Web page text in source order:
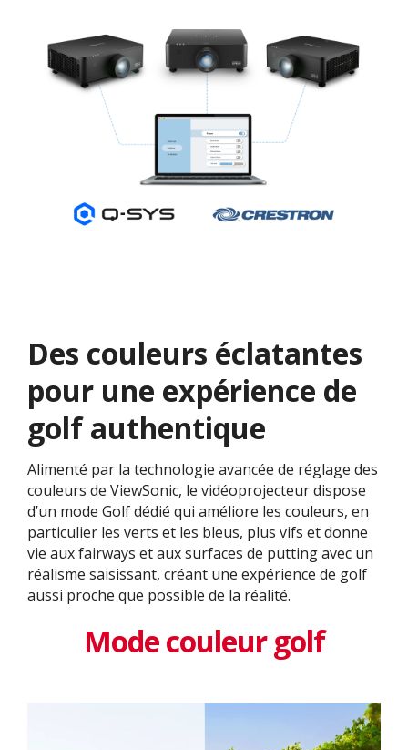
Des couleurs éclatantes
pour une expérience de
golf authentique
Alimenté par la technologie avancée de réglage des
couleurs de ViewSonic, le vidéoprojecteur dispose
d’un mode Golf dédié qui améliore les couleurs, en
particulier les verts et les bleus, plus vifs et donne
vie aux fairways et aux surfaces de putting avec un
réalisme saisissant, créant une expérience de golf
aussi proche que possible de la réalité.
Mode couleur golf